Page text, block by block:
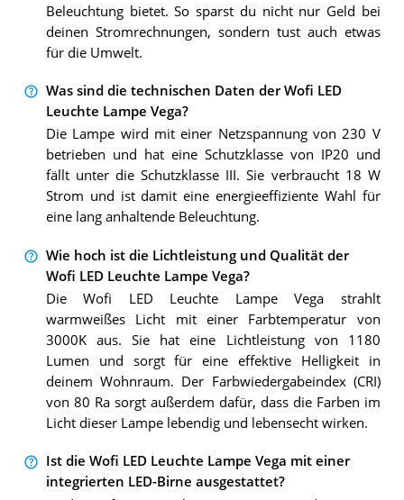
Beleuchtung bietet. So sparst du nicht nur Geld bei
deinen Stromrechnungen, sondern tust auch etwas
für die Umwelt.
Was sind die technischen Daten der Wofi LED
Leuchte Lampe Vega?
Die Lampe wird mit einer Netzspannung von 230 V
betrieben und hat eine Schutzklasse von IP20 und
fällt unter die Schutzklasse III. Sie verbraucht 18 W
Strom und ist damit eine energieeffiziente Wahl für
eine lang anhaltende Beleuchtung.
Wie hoch ist die Lichtleistung und Qualität der
Wofi LED Leuchte Lampe Vega?
Die Wofi LED Leuchte Lampe Vega strahlt
warmweißes Licht mit einer Farbtemperatur von
3000K aus. Sie hat eine Lichtleistung von 1180
Lumen und sorgt für eine effektive Helligkeit in
deinem Wohnraum. Der Farbwiedergabeindex (CRI)
von 80 Ra sorgt außerdem dafür, dass die Farben im
Licht dieser Lampe lebendig und lebensecht wirken.
Ist die Wofi LED Leuchte Lampe Vega mit einer
integrierten LED-Birne ausgestattet?